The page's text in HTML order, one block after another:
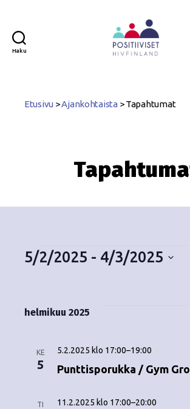
Haku
Etusivu >Ajankohtaista >Tapahtumat
5/2/2025 - 4/3/2025
i
helmikuu 2025
KE
5 Punttisporukka / Gym
5.2.2025 klo 17:00–19:00
TI 11.2.2025 klo 17:00–20:00